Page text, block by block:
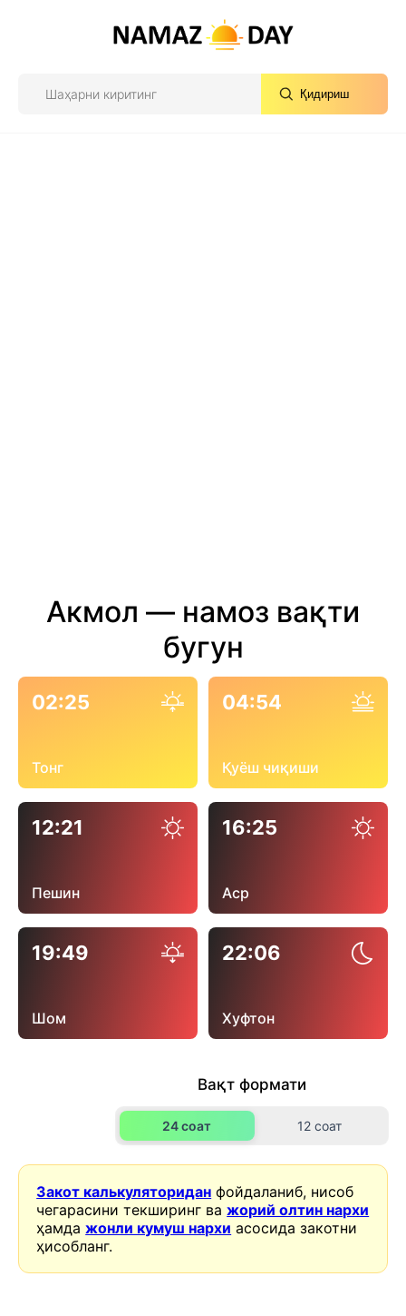
Қидириш
Акмол — намоз вақти
бугун
02:25
Тонг
04:54
Қуёш чиқиши
12:21
Пешин
16:25
Аср
19:49
Шом
22:06
Хуфтон
Вақт формати
24 соат 12 соат
Закот калькуляторидан фойдаланиб, нисоб
чегарасини текширинг важорий олтин нархи
ҳамдажонли кумуш нархи асосида закотни
ҳисобланг.